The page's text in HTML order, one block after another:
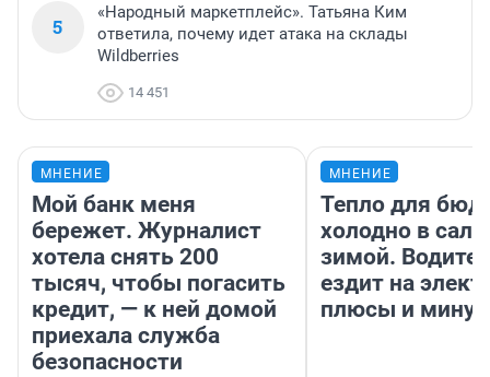
5
«Народный маркетплейс». Татьяна Ким
ответила, почему идет атака на склады
Wildberries
14 451
МНЕНИЕ
Мой банк меня
бережет. Журналист
хотела снять 200
тысяч, чтобы погасить
кредит, — к ней домой
приехала служба
безопасности
МНЕНИЕ
Тепло для
холодно в
зимой.
ездит на
плюсы и